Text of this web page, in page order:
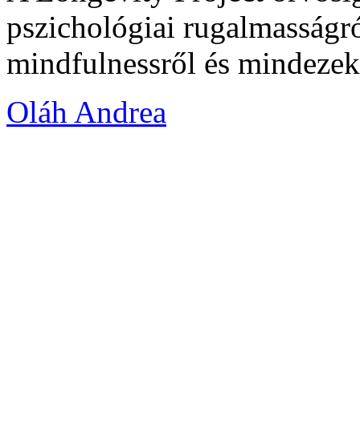
pszichológiai
mindfulnessről és
Oláh Andrea